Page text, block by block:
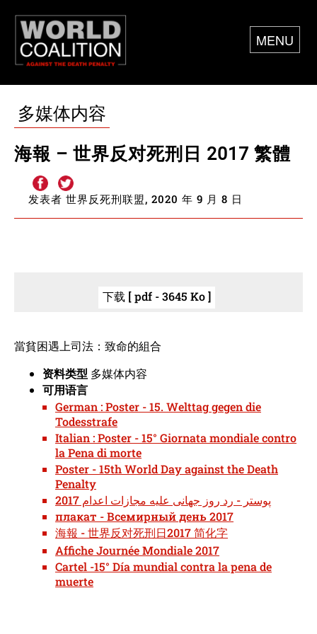
MENU
多媒体内容
海報 – 世界反对死刑日 2017 繁體
发表者 世界反死刑联盟, 2020 年 9 月 8 日
下载 [ pdf - 3645 Ko ]
當貧困遇上司法：致命的組合
资料类型 多媒体内容
可用语言
German : Poster - 15. Welttag gegen die
Todesstrafe
Italian : Poster - 15° Giornata mondiale contro
la Pena di morte
Poster - 15th World Day against the Death
Penalty
پوستر - رد روز جهانی علیه مجازات اعدام 2017
плакат - Всемирный день 2017
海報 - 世界反对死刑日2017 简化字
Affiche Journée Mondiale 2017
Cartel -15° Día mundial contra la pena de
muerte